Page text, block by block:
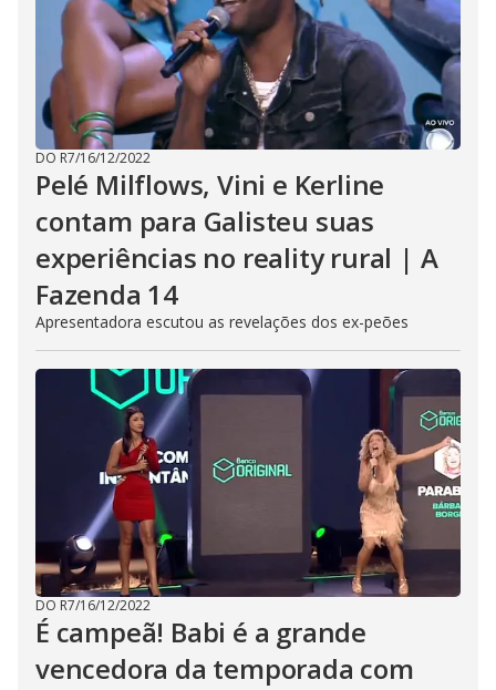
DO R7/16/12/2022
Pelé Milflows, Vini e Kerline
contam para Galisteu suas
experiências no reality rural | A
Fazenda 14
Apresentadora escutou as revelações dos ex-peões
DO R7/16/12/2022
É campeã! Babi é a grande
vencedora da temporada com